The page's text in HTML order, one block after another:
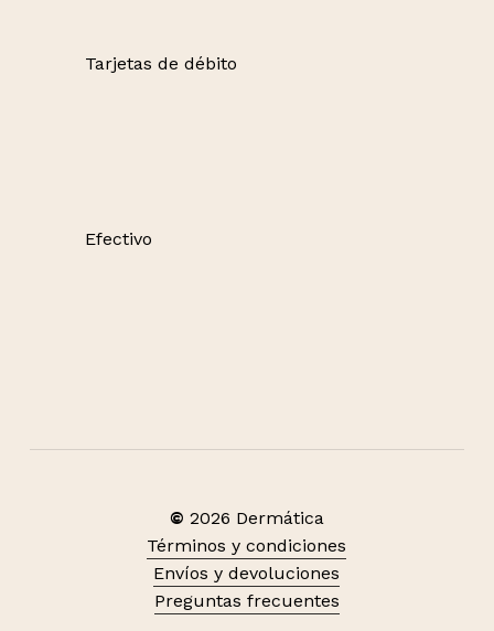
Tarjetas de débito
Efectivo
© 2026 Dermática
Términos y condiciones
Envíos y devoluciones
Preguntas frecuentes